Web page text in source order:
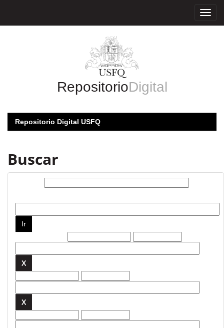
RepositorioDigital
Repositorio Digital USFQ
Buscar